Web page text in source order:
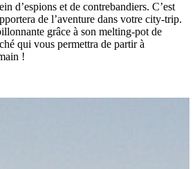
d’espions et de contrebandiers. C’est
de l’aventure dans votre city-trip.
grâce à son melting-pot de
qui vous permettra de partir à
!